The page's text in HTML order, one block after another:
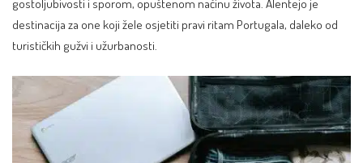
destinacija za one koji žele osjetiti pravi ritam Portugala, daleko od
turističkih gužvi i užurbanosti.